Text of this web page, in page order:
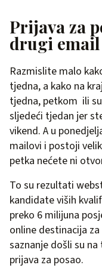
Prijava za
drugi email
Razmislite malo
tjedna, a kako na
tjedna, petkom ili
sljedeći tjedan jer
vikend. A u
mailovi i postoji
petka nećete ni
To su rezultati
kandidate viših
preko 6 milijuna
online destinacija
saznanje došli su
prijava za posao.